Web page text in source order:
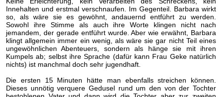
Innehalten und erstmal verschnaufen. Im Gegenteil. Barbara wirkt
so, als wäre sie es gewöhnt, andauernd entführt zu werden.
Sowohl ihre Stimme als auch ihre Worte klingen nicht nach
jemandem, der gerade entführt wurde. Aber wie erwähnt, Barbara
klingt allgemein immer ein wenig, als wäre sie gar nicht Teil eines
ungewöhnlichen Abenteuers, sondern als hänge sie mit ihren
Kumpels ab; selbst ihre Sprache (dafür kann Frau Geke natürlich
nichts) ist manchmal doch sehr jugendhaft.
Die ersten 15 Minuten hätte man ebenfalls streichen können.
Dieses unnötig verquere Gedusel rund um den von der Tochter